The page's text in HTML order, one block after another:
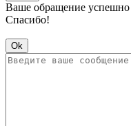
Ваше обращение успешно
Спасибо!
Ok